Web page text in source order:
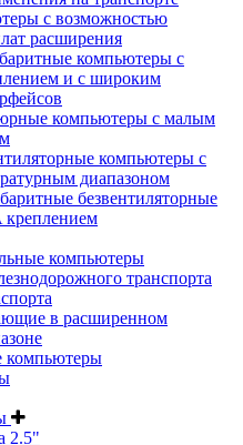
с возможностью
расширения
компьютеры с
и с широким
компьютеры с малым
компьютеры с
диапазоном
безвентиляторные
компьютеры
транспорта
в расширенном
компьютеры
2.5"